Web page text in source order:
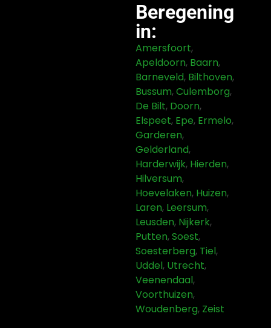
Beregening
in:
Amersfoort,
Apeldoorn, Baarn,
Barneveld, Bilthoven,
Bussum,Culemborg,
De Bilt, Doorn,
Elspeet, Epe, Ermelo,
Garderen,
Gelderland,
Harderwijk, Hierden,
Hilversum,
Hoevelaken, Huizen,
Laren, Leersum,
Leusden, Nijkerk,
Putten,Soest,
Soesterberg, Tiel,
Uddel, Utrecht,
Veenendaal,
Voorthuizen,
Woudenberg, Zeist